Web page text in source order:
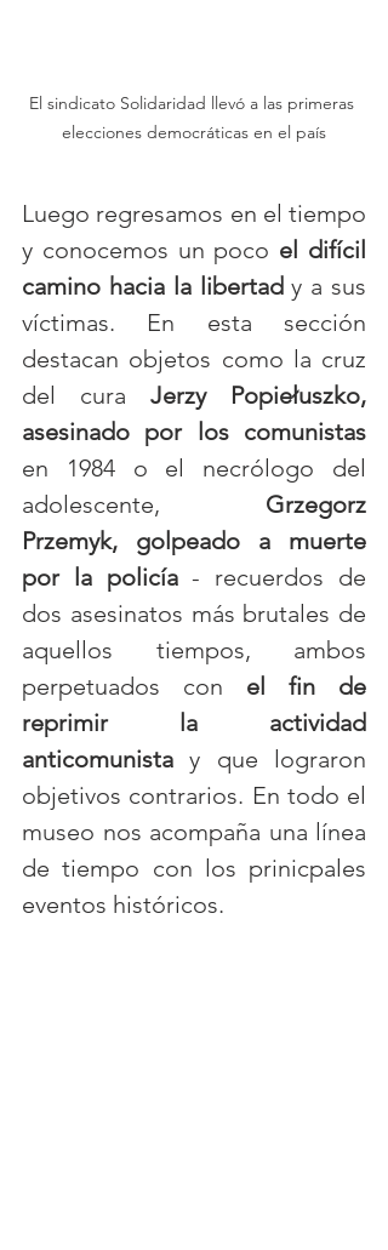
El sindicato Solidaridad llevó a las primeras
elecciones democráticas en el país
Luego regresamos en el tiempo
y conocemos un poco el difícil
camino hacia la libertad y a sus
víctimas. En esta sección
destacan objetos como la cruz
del cura Jerzy Popiełuszko,
asesinado por los comunistas
en 1984 o el necrólogo del
adolescente, Grzegorz
Przemyk, golpeado a muerte
por la policía - recuerdos de
dos asesinatos más brutales de
aquellos tiempos, ambos
perpetuados con el fin de
reprimir la actividad
anticomunista y que lograron
objetivos contrarios. En todo el
museo nos acompaña una línea
de tiempo con los prinicpales
eventos históricos.